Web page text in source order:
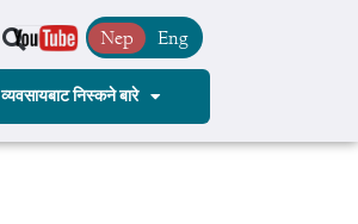
Nep Eng
व्यवसायबाट निस्कने बारे